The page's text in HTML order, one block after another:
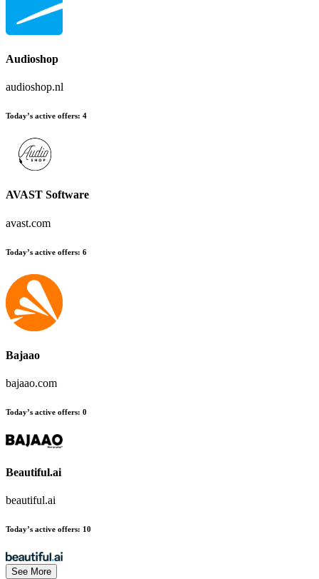
Audioshop
audioshop.nl
Today’s active offers: 4
AVAST Software
avast.com
Today’s active offers: 6
Bajaao
bajaao.com
Today’s active offers: 0
Beautiful.ai
beautiful.ai
Today’s active offers: 10
See More